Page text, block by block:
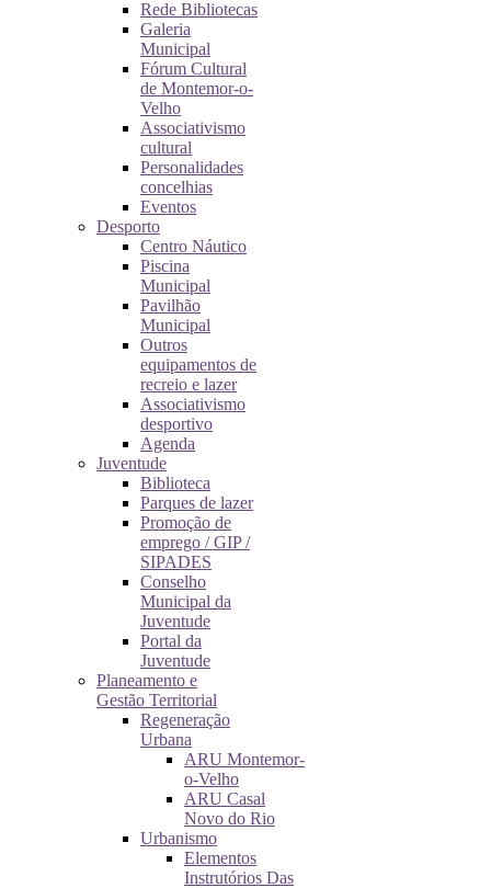
Rede Bibliotecas
Galeria
Municipal
Fórum Cultural
de Montemor-o-
Velho
Associativismo
cultural
Personalidades
concelhias
Eventos
Desporto
Centro Náutico
Piscina
Municipal
Pavilhão
Municipal
Outros
equipamentos de
recreio e lazer
Associativismo
desportivo
Agenda
Juventude
Biblioteca
Parques de lazer
Promoção de
emprego / GIP /
SIPADES
Conselho
Municipal da
Juventude
Portal da
Juventude
Planeamento e
Gestão Territorial
Regeneração
Urbana
ARU Montemor-
o-Velho
ARU Casal
Novo do Rio
Urbanismo
Elementos
Instrutórios Das